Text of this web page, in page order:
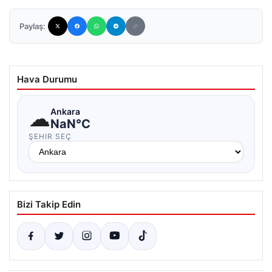
Paylaş:
Hava Durumu
☁Ankara
NaN°C
ŞEHIR SEÇ
Bizi Takip Edin